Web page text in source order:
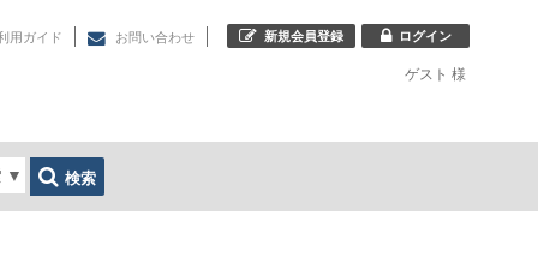
用ガイド お問い合わせ 新規会員登録 ログイン
ゲスト 様
▼ 検索